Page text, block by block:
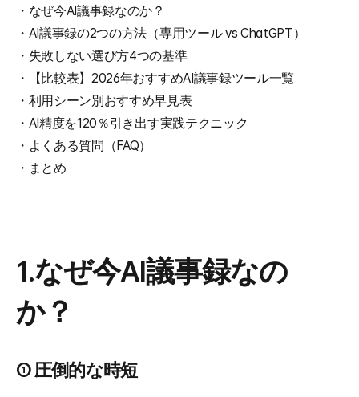
・なぜ今AI議事録なのか？
・AI議事録の2つの方法（専用ツール vs ChatGPT）
・失敗しない選び方4つの基準
・【比較表】2026年おすすめAI議事録ツール一覧
・利用シーン別おすすめ早見表
・AI精度を120％引き出す実践テクニック
・よくある質問（FAQ）
・まとめ
1.なぜ今AI議事録なの
か？
① 圧倒的な時短